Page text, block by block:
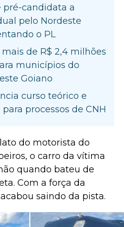
pré-candidata a
pelo Nordeste
o PL
de R$ 2,4 milhões
municípios do
Goiano
curso teórico e
processos de CNH
do motorista do
o carro da vítima
quando bateu de
Com a força da
saindo da pista.